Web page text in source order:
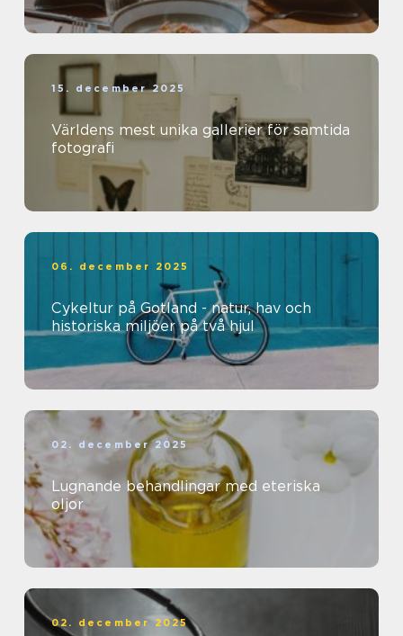
15. december 2025
Världens mest unika gallerier för samtida
fotografi
06. december 2025
Cykeltur på Gotland - natur, hav och
historiska miljöer på två hjul
02. december 2025
Lugnande behandlingar med eteriska
oljor
02. december 2025